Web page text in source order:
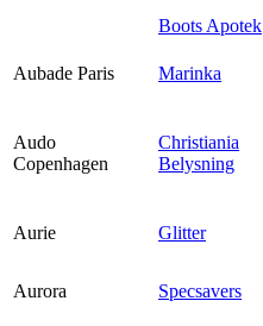
Boots Apotek
Aubade Paris
Marinka
Audo
Copenhagen
Christiania
Belysning
Aurie
Glitter
Aurora Specsavers